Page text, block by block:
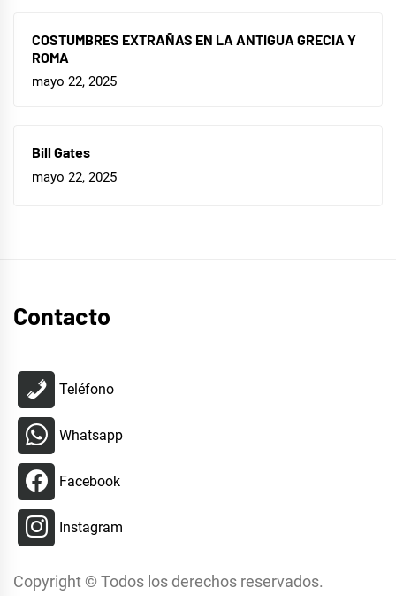
COSTUMBRES EXTRAÑAS EN LA ANTIGUA GRECIA Y
ROMA
mayo 22, 2025
Bill Gates
mayo 22, 2025
Contacto
Teléfono
Whatsapp
Facebook
Instagram
Copyright © Todos los derechos reservados.